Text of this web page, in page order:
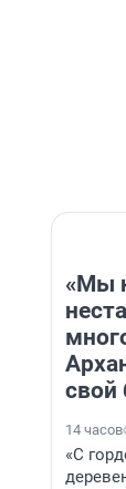
«Мы
свой
14 часов
«С